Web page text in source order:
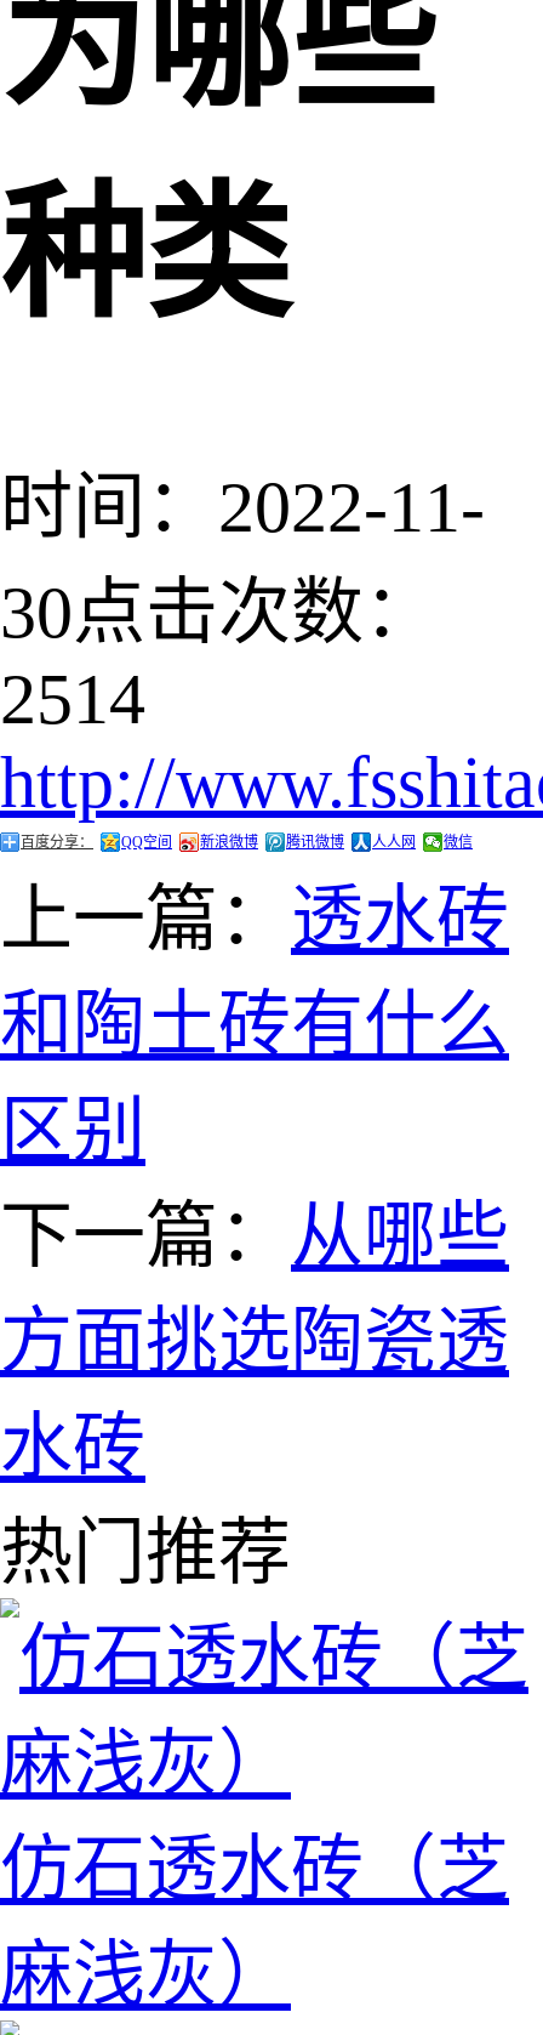
为哪些
种类
时间：2022-11-
30点击次数：
2514
http://
百度分享： QQ空间 新浪微博 腾讯微博 人人网 微信
上一篇： 透水砖
和陶土砖有什么
区别
下一篇： 从哪些
方面挑选陶瓷透
水砖
热门推荐
仿石透水砖（芝
麻浅灰）